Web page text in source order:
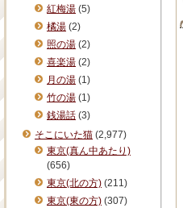
紅梅湯 (5)
橘湯 (2)
照の湯 (2)
喜楽湯 (2)
月の湯 (1)
竹の湯 (1)
銭湯話 (3)
そこにいた猫 (2,977)
東京(真ん中あたり)
(656)
東京(北の方) (211)
東京(東の方) (307)